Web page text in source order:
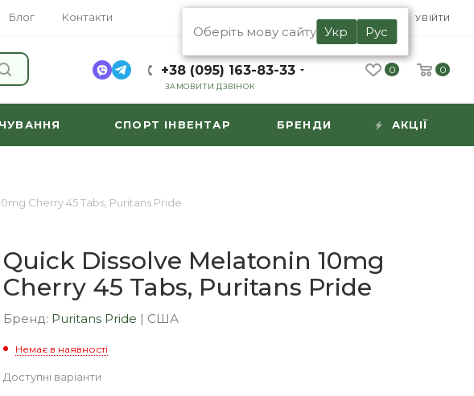
Блог Контакти RU
Оберіть мову сайту Укр Рус
УВІЙТИ
+38 (095) 163-83-33
ЗАМОВИТИ ДЗВІНОК
0 0
СПОРТ ІНВЕНТАР БРЕНДИ АКЦІЇ
Cherry 45 Tabs, Puritans Pride
Quick Dissolve Melatonin 10mg
Cherry 45 Tabs, Puritans Pride
Бренд: Puritans Pride | США
Немає в наявності
Доступні варіанти